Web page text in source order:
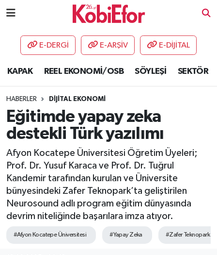
E-DERGİ E-ARŞİV E-DİJİTAL
KAPAK REEL EKONOMİ/OSB SÖYLEŞİ SEKTÖR
HABERLER DİJİTAL EKONOMİ
Eğitimde yapay zeka
destekli Türk yazılımı
Afyon Kocatepe Üniversitesi Öğretim Üyeleri;
Prof. Dr. Yusuf Karaca ve Prof. Dr. Tuğrul
Kandemir tarafından kurulan ve Üniversite
bünyesindeki Zafer Teknopark’ta geliştirilen
Neurosound adlı program eğitim dünyasında
devrim niteliğinde başarılara imza atıyor.
#Afyon Kocatepe Üniversitesi #Yapay Zeka #Zafer Teknopark
AKADEMİ
DESTEK-TEŞVİK
ETKİNLİK
GÜNCEL
HABERLER
KAPAK
SEKTÖR